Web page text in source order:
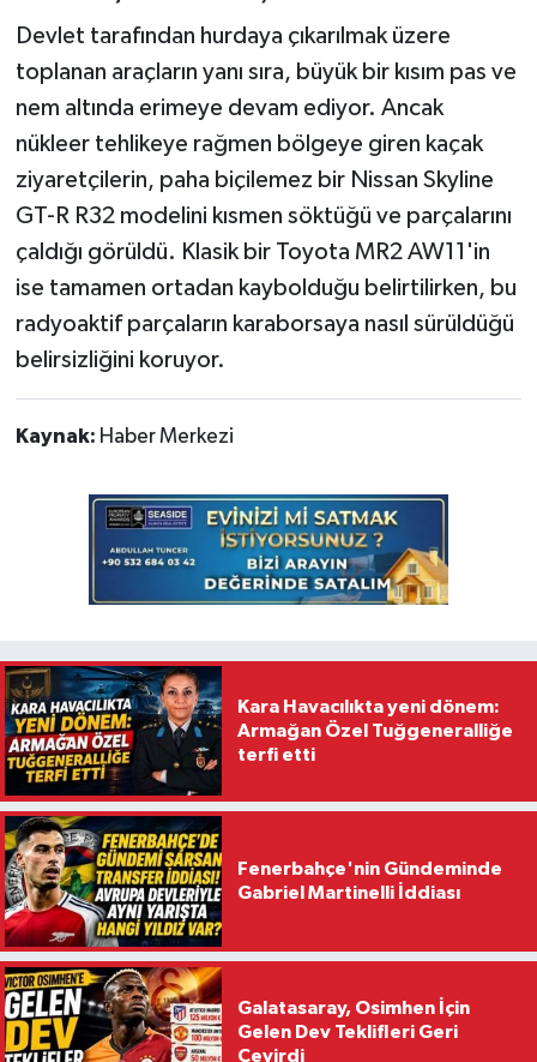
Devlet tarafından hurdaya çıkarılmak üzere
toplanan araçların yanı sıra, büyük bir kısım pas ve
nem altında erimeye devam ediyor. Ancak
nükleer tehlikeye rağmen bölgeye giren kaçak
ziyaretçilerin, paha biçilemez bir Nissan Skyline
GT-R R32 modelini kısmen söktüğü ve parçalarını
çaldığı görüldü. Klasik bir Toyota MR2 AW11'in
ise tamamen ortadan kaybolduğu belirtilirken, bu
radyoaktif parçaların karaborsaya nasıl sürüldüğü
belirsizliğini koruyor.
Kaynak: Haber Merkezi
Kara Havacılıkta yeni dönem:
Armağan Özel Tuğgeneralliğe
terfi etti
Fenerbahçe'nin Gündeminde
Gabriel Martinelli İddiası
Galatasaray, Osimhen İçin
Gelen Dev Teklifleri Geri
Çevirdi